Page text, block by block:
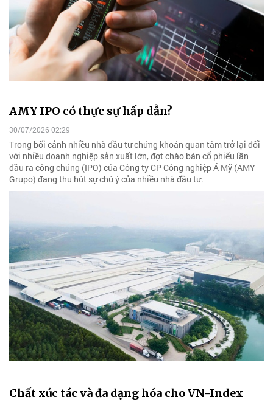
AMY IPO có thực sự hấp dẫn?
30/07/2026 02:29
Trong bối cảnh nhiều nhà đầu tư chứng khoán quan tâm trở lại đối
với nhiều doanh nghiệp sản xuất lớn, đợt chào bán cổ phiếu lần
đầu ra công chúng (IPO) của Công ty CP Công nghiệp Á Mỹ (AMY
Grupo) đang thu hút sự chú ý của nhiều nhà đầu tư.
Chất xúc tác và đa dạng hóa cho VN-Index